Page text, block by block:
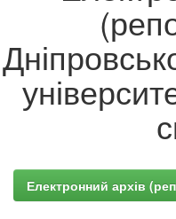
Електронний архів